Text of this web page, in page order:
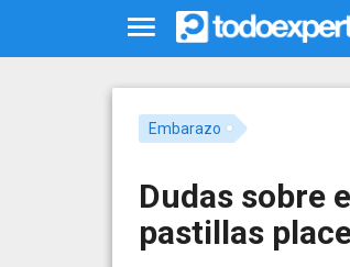
Embarazo
Dudas sobre
pastillas